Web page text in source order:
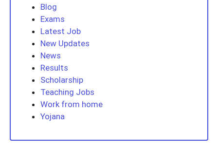
Blog
Exams
Latest Job
New Updates
News
Results
Scholarship
Teaching Jobs
Work from home
Yojana